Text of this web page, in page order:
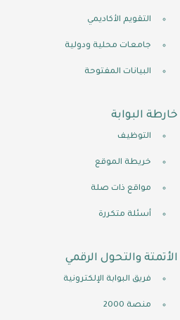
التقويم الأكاديمي
جامعات محلية ودولية
البيانات المفتوحة
خارطة البوابة
التوظيف
خريطة الموقع
مواقع ذات صلة
أسئلة متكررة
الأتمتة والتحول الرقمي
فريق البوابة الإلكترونية
منصة 2000